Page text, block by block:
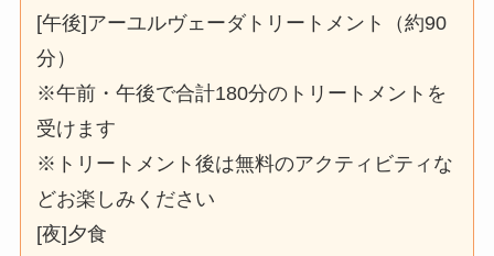
[午後]アーユルヴェーダトリートメント（約90
分）
※午前・午後で合計180分のトリートメントを
受けます
※トリートメント後は無料のアクティビティな
どお楽しみください
[夜]夕食